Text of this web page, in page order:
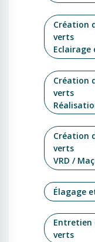
Création
verts
Eclairage
Création
verts
Création
verts
VRD /
Élagage
Entretien
verts